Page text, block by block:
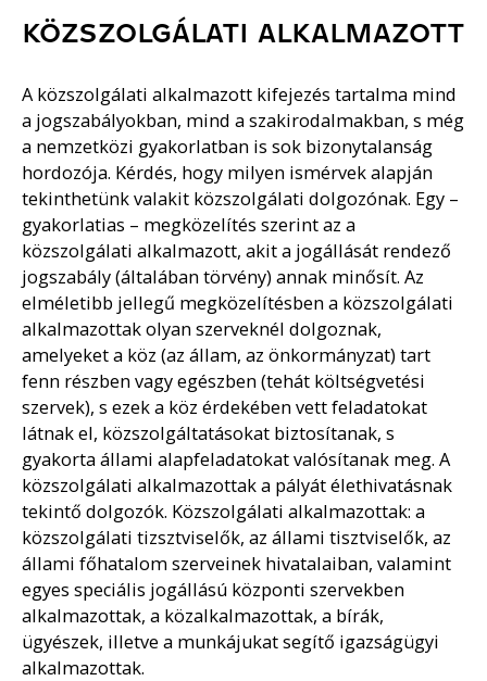
KÖZSZOLGÁLATI ALKALMAZOTT
A közszolgálati alkalmazott kifejezés tartalma mind
a jogszabályokban, mind a szakirodalmakban, s még
a nemzetközi gyakorlatban is sok bizonytalanság
hordozója. Kérdés, hogy milyen ismérvek alapján
tekinthetünk valakit közszolgálati dolgozónak. Egy –
gyakorlatias – megközelítés szerint az a
közszolgálati alkalmazott, akit a jogállását rendező
jogszabály (általában törvény) annak minősít. Az
elméletibb jellegű megközelítésben a közszolgálati
alkalmazottak olyan szerveknél dolgoznak,
amelyeket a köz (az állam, az önkormányzat) tart
fenn részben vagy egészben (tehát költségvetési
szervek), s ezek a köz érdekében vett feladatokat
látnak el, közszolgáltatásokat biztosítanak, s
gyakorta állami alapfeladatokat valósítanak meg. A
közszolgálati alkalmazottak a pályát élethivatásnak
tekintő dolgozók. Közszolgálati alkalmazottak: a
közszolgálati tizsztviselők, az állami tisztviselők, az
állami főhatalom szerveinek hivatalaiban, valamint
egyes speciális jogállású központi szervekben
alkalmazottak, a közalkalmazottak, a bírák,
ügyészek, illetve a munkájukat segítő igazságügyi
alkalmazottak.